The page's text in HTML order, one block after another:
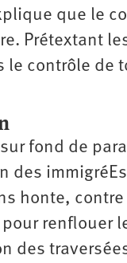
que le
Prétextant
contrôle de
fond de
des
honte,
renflouer
des